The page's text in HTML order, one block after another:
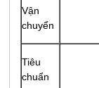
Vận
chuyển
Tiêu
chuẩn